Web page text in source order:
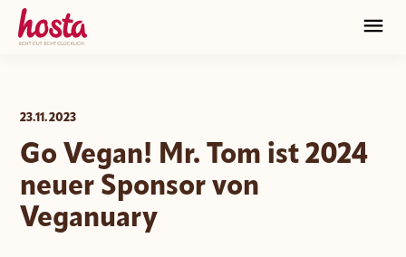
HOSTA Historie
HOSTA Kultur
Verantwortung
HOSTA Zukunft
Unsere Marken
HOSTA Genuss
Karriere
23.11.2023
Go Vegan! Mr. Tom ist 2024
neuer Sponsor von
Veganuary